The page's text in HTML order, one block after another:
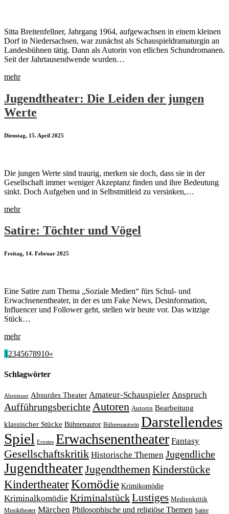
Sitta Breitenfellner, Jahrgang 1964, aufgewachsen in einem kleinen
Dorf in Niedersachsen, war zunächst als Schauspieldramaturgin an
Landesbühnen tätig. Dann als Autorin von etlichen Schundromanen.
Seit der Jahrtausendwende wurden…
mehr
Jugendtheater: Die Leiden der jungen
Werte
Dienstag, 15. April 2025
Die jungen Werte sind traurig, merken sie doch, dass sie in der
Gesellschaft immer weniger Akzeptanz finden und ihre Bedeutung
sinkt. Doch Aufgeben und in Selbstmitleid zu versinken,…
mehr
Satire: Töchter und Vögel
Freitag, 14. Februar 2025
Eine Satire zum Thema „Soziale Medien“ fürs Schul- und
Erwachsenentheater, in der es um Fake News, Desinformation,
Influencer und Follower geht, stellen wir heute vor. Das witzige
Stück…
mehr
12345678910»
Schlagwörter
Abenteuer Absurdes Theater Amateur-Schauspieler Anspruch
Aufführungsberichte Autoren Autorin Bearbeitung
klassischer Stücke Bühnenautor Bühnenautorin Darstellendes
Spiel Ernstes Erwachsenentheater Fantasy
Gesellschaftskritik Historische Themen Jugendliche
JugendtheaterJugendthemen Kinderstücke
KindertheaterKomödie Krimikomödie
Kriminalkomödie KriminalstückLustiges Medienkritik
Musiktheater Märchen Philosophische und religiöse Themen Satire